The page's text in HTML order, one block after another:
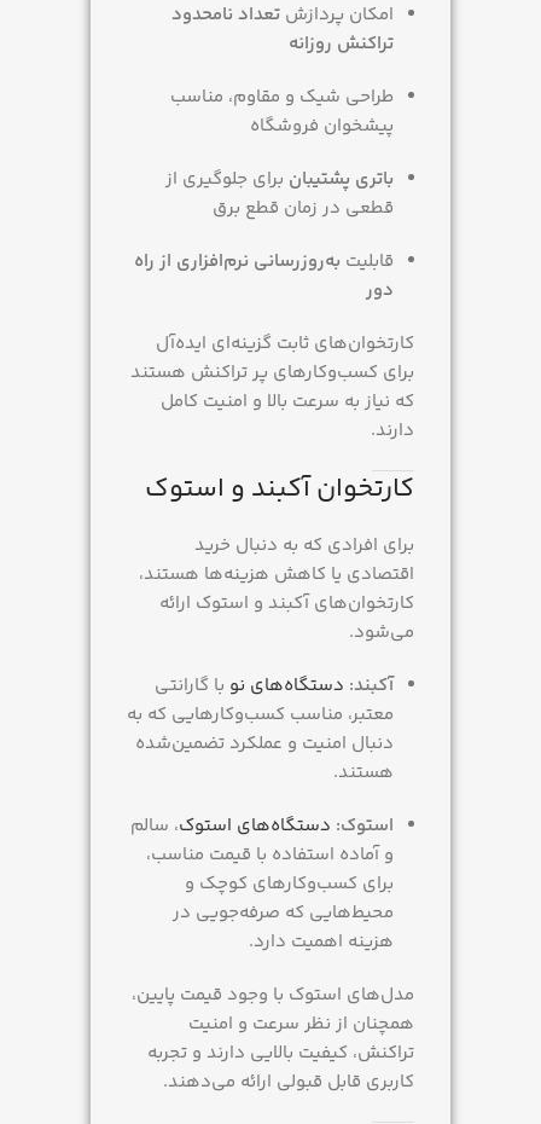
امکان پردازش تعداد نامحدود
تراکنش روزانه
طراحی شیک و مقاوم، مناسب
پیشخوان فروشگاه
باتری پشتیبان برای جلوگیری از
قطعی در زمان قطع برق
قابلیت به‌روزرسانی نرم‌افزاری از راه
دور
کارتخوان‌های ثابت گزینه‌ای ایده‌آل
برای کسب‌وکارهای پر تراکنش هستند
که نیاز به سرعت بالا و امنیت کامل
دارند.
کارتخوان آکبند و استوک
برای افرادی که به دنبال خرید
اقتصادی یا کاهش هزینه‌ها هستند،
کارتخوان‌های آکبند و استوک ارائه
می‌شود.
آکبند: دستگاه‌های نو با گارانتی
معتبر، مناسب کسب‌وکارهایی که به
دنبال امنیت و عملکرد تضمین‌شده
هستند.
استوک: دستگاه‌های استوک، سالم
و آماده استفاده با قیمت مناسب،
برای کسب‌وکارهای کوچک و
محیط‌هایی که صرفه‌جویی در
هزینه اهمیت دارد.
مدل‌های استوک با وجود قیمت پایین،
همچنان از نظر سرعت و امنیت
تراکنش، کیفیت بالایی دارند و تجربه
کاربری قابل قبولی ارائه می‌دهند.